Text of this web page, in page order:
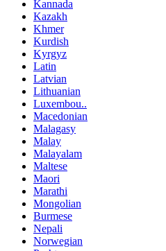
Kannada
Kazakh
Khmer
Kurdish
Kyrgyz
Latin
Latvian
Lithuanian
Luxembou..
Macedonian
Malagasy
Malay
Malayalam
Maltese
Maori
Marathi
Mongolian
Burmese
Nepali
Norwegian